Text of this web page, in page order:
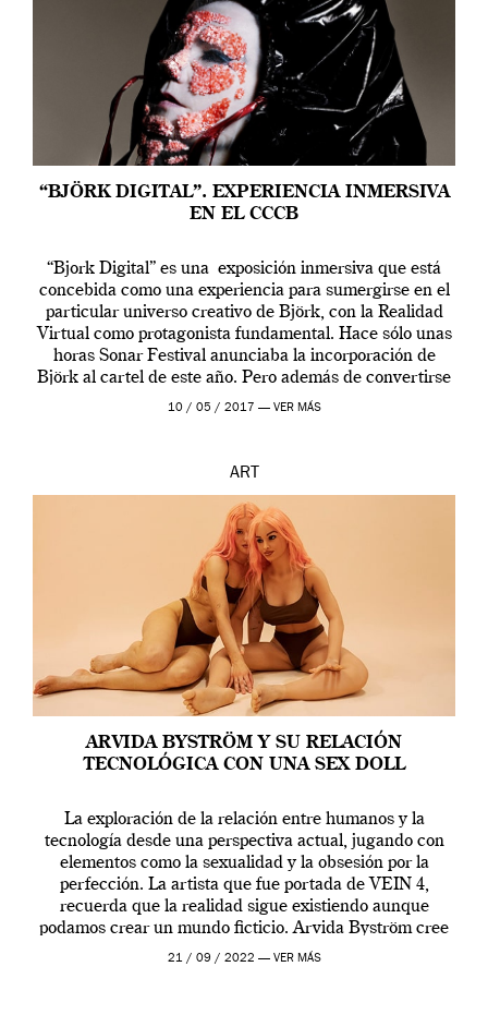
“BJÖRK DIGITAL”. EXPERIENCIA INMERSIVA
EN EL CCCB
“Bjork Digital” es una exposición inmersiva que está
concebida como una experiencia para sumergirse en el
particular universo creativo de Björk, con la Realidad
Virtual como protagonista fundamental. Hace sólo unas
horas Sonar Festival anunciaba la incorporación de
Björk al cartel de este año. Pero además de convertirse
en una de las actuaciones más relevantes […]
10 / 05 / 2017 — VER MÁS
ART
ARVIDA BYSTRÖM Y SU RELACIÓN
TECNOLÓGICA CON UNA SEX DOLL
La exploración de la relación entre humanos y la
tecnología desde una perspectiva actual, jugando con
elementos como la sexualidad y la obsesión por la
perfección. La artista que fue portada de VEIN 4,
recuerda que la realidad sigue existiendo aunque
podamos crear un mundo ficticio. Arvida Byström cree
que los humanos tienen un complejo […]
21 / 09 / 2022 — VER MÁS